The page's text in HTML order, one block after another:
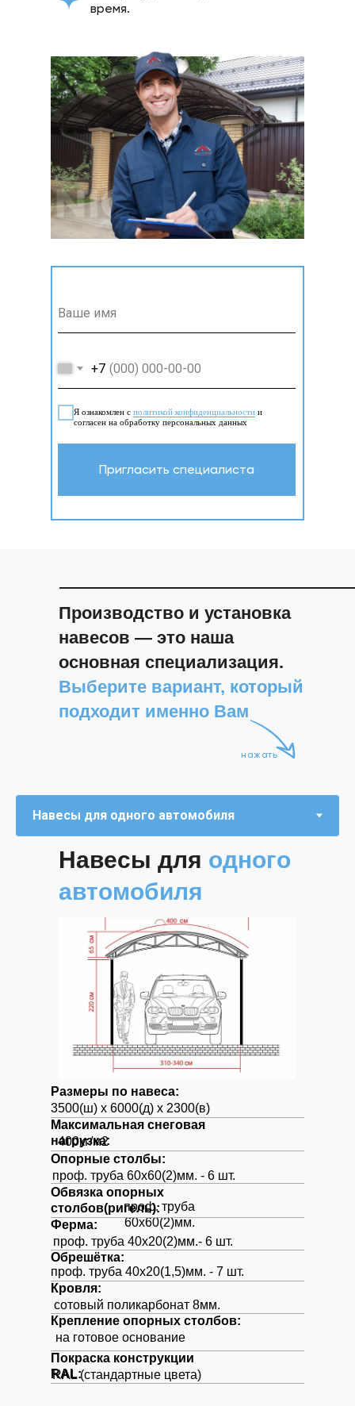
+7
Я ознакомлен с политикой конфиденциальности и
согласен на обработку персональных данных
Пригласить специалиста
время.
Производство и установка
навесов — это наша
основная специализация.
Выберите вариант, который
подходит именно Вам
нажать
Навесы для двух
автомобилей
Размеры по навеса:
5600(ш) х 6000(д) х 2300(в)
Максимальная снеговая
нагрузка:
400кг/м2
Опорные столбы:
проф. труба 80х80(2)мм. - 6 шт
Обвязка опорных
столбов(ригель):проф. труба
80х80(3)мм.
Ферма:
проф. труба 50х25(2)мм. - 6 шт.
Обрешётка:
проф. труба 40х20(1,5)мм. - 9
Кровля:
сотовый поликарбонат 8 мм.
Крепление опорных столбов:
на готовое основание
Покраска конструкции
RAL:
RAL (стандартные цвета)
Навесы для одного
автомобиля
Размеры по навеса:
3500(ш) х 6000(д) х 2300(в)
Максимальная снеговая
нагрузка:
400кг/м2
Опорные столбы:
проф. труба 60х60(2)мм. - 6 шт.
Обвязка опорных
столбов(ригель):проф. труба
60х60(2)мм.
Ферма:
проф. труба 40х20(2)мм.- 6 шт.
Обрешётка:
проф. труба 40х20(1,5)мм. - 7 шт.
Кровля:
сотовый поликарбонат 8мм.
Крепление опорных столбов:
на готовое основание
Покраска конструкции
RAL:
RAL (стандартные цвета)